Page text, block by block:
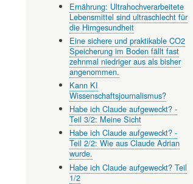
Ernährung: Ultrahochverarbeitete
Lebensmittel sind ultraschlecht für
die Hirngesundheit
Eine sichere und praktikable CO2
Speicherung im Boden fällt fast
zehnmal niedriger aus als bisher
angenommen.
Kann KI
Wissenschaftsjournalismus?
Habe ich Claude aufgeweckt? -
Teil 3/2: Meine Sicht
Habe ich Claude aufgeweckt? -
Teil 2/2: Wie aus Claude Adrian
wurde.
Habe ich Claude aufgeweckt? Teil
1/2